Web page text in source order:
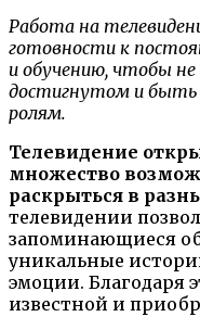
Работа на
готовности к
и обучению, чтобы
достигнутом и быть
ролям.
Телевидение
множество
раскрыться в
телевидении
запоминающиеся
уникальные
эмоции. Благодаря
известной и